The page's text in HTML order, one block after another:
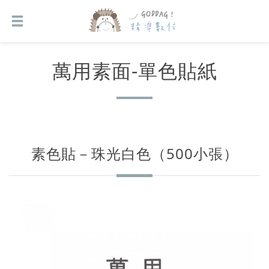
萬用素面-單色貼紙
素色貼－珠光白色（500小張）